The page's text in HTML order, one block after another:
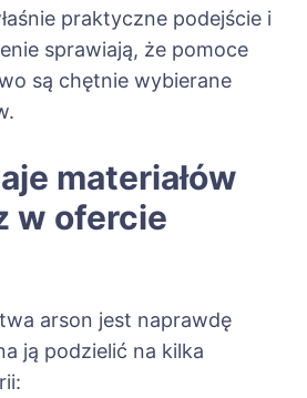
praktyczne podejście i
sprawiają, że pomoce
są chętnie wybierane
materiałów
w ofercie
arson jest naprawdę
ją podzielić na kilka